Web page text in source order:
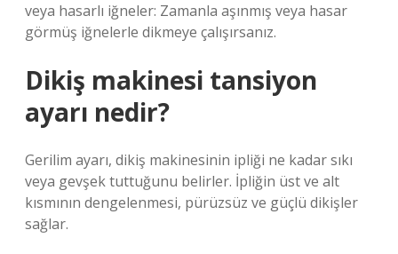
veya hasarlı iğneler: Zamanla aşınmış veya hasar
görmüş iğnelerle dikmeye çalışırsanız.
Dikiş makinesi tansiyon
ayarı nedir?
Gerilim ayarı, dikiş makinesinin ipliği ne kadar sıkı
veya gevşek tuttuğunu belirler. İpliğin üst ve alt
kısmının dengelenmesi, pürüzsüz ve güçlü dikişler
sağlar.